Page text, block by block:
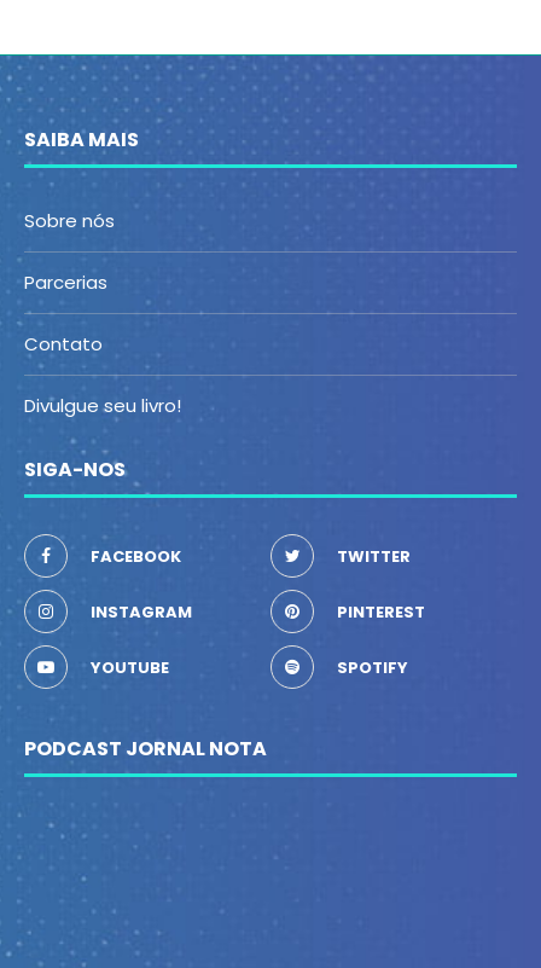
SAIBA MAIS
Sobre nós
Parcerias
Contato
Divulgue seu livro!
SIGA-NOS
FACEBOOK TWITTER
INSTAGRAM PINTEREST
YOUTUBE SPOTIFY
PODCAST JORNAL NOTA